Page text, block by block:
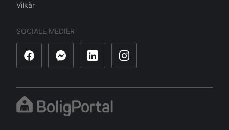
Vilkår
SOCIALE MEDIER